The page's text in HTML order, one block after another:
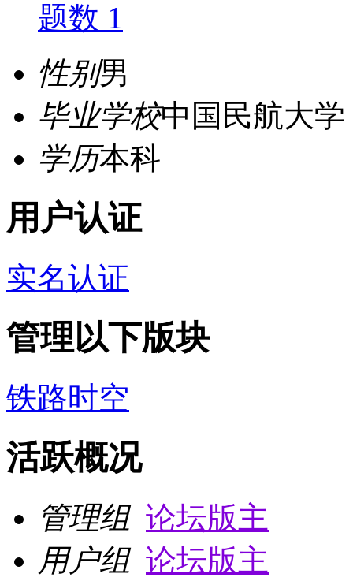
题数 1
性别男
毕业学校中国民航大学
学历本科
用户认证
实名认证
管理以下版块
铁路时空
活跃概况
管理组 论坛版主
用户组 论坛版主